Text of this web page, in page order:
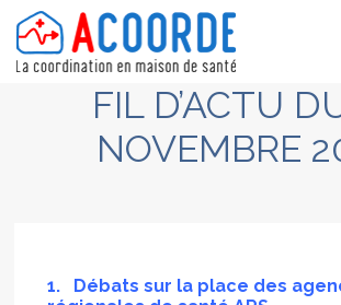
FIL D’ACTU
NOVEMBRE
1. Débats sur la place des